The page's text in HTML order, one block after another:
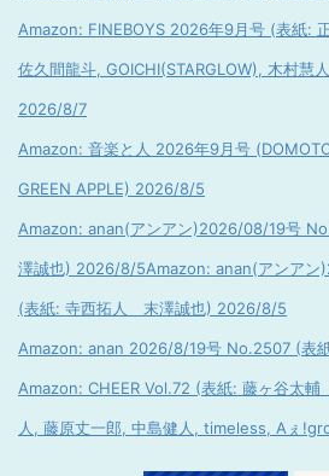
Amazon: FINEBOYS 2026年9月号 (表紙:
佐久間龍斗, GOICHI(STARGLOW), 木村慧
2026/8/7
Amazon: 音楽と人 2026年9月号
GREEN APPLE) 2026/8/5
Amazon: anan(アンアン)2026/08/19号
澤誠也) 2026/8/5Amazon: anan(アンア
(表紙: 寺西拓人 末澤誠也) 2026/8/5
Amazon: anan 2026/8/19号 No.2507 (表
Amazon: CHEER Vol.72 (表紙: 藤ヶ谷太
人, 藤原丈一郎, 中島健人, timeless, Aぇ